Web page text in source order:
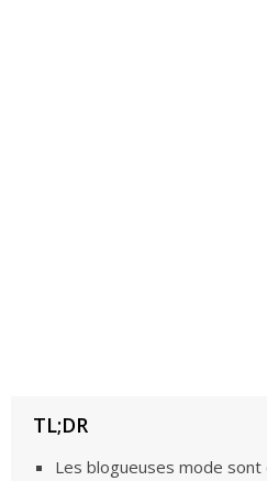
Les blogueuses mode sont